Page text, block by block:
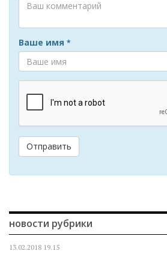
Ваше имя *
Отправить
новости рубрики
13.02.2018 19.15